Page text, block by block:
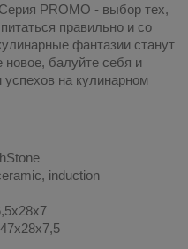
PROMO - выбор тех,
правильно и со
фантазии станут
новое, балуйте себя и
на кулинарном
induction